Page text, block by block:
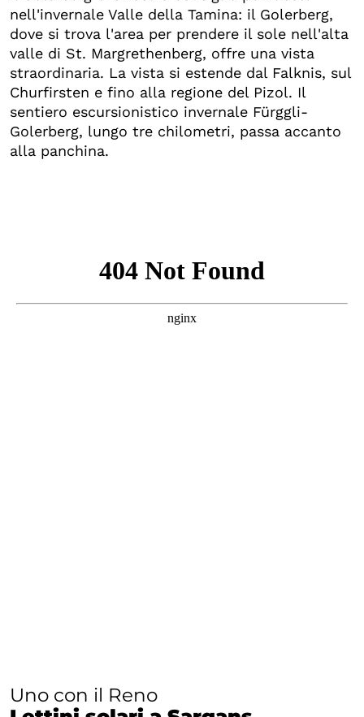
nell'invernale Valle della Tamina: il Golerberg,
dove si trova l'area per prendere il sole nell'alta
valle di St. Margrethenberg, offre una vista
straordinaria. La vista si estende dal Falknis, sul
Churfirsten e fino alla regione del Pizol. Il
sentiero escursionistico invernale Fürggli-
Golerberg, lungo tre chilometri, passa accanto
alla panchina.
Uno con il Reno